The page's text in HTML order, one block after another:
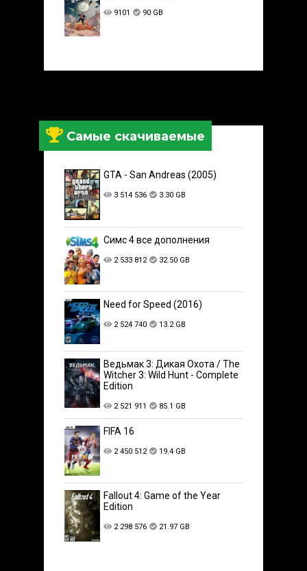
9101 90 GB
Самые скачиваемые
GTA - San Andreas (2005)
3 514 536 3.30 GB
Симс 4 все дополнения
2 533 812 32.50 GB
Need for Speed (2016)
2 524 740 13.2 GB
Ведьмак 3: Дикая Охота / The
Witcher 3: Wild Hunt - Complete
Edition
2 521 911 85.1 GB
FIFA 16
2 450 512 19.4 GB
Fallout 4: Game of the Year
Edition
2 298 576 21.97 GB